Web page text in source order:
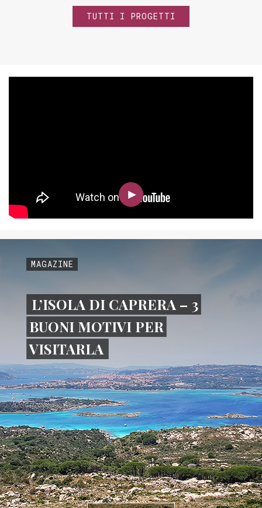
TUTTI I PROGETTI
MAGAZINE
L’ISOLA DI CAPRERA – 3
BUONI MOTIVI PER
VISITARLA